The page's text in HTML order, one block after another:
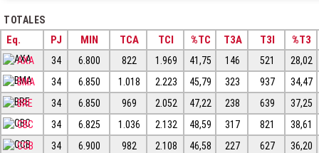
TOTALES
Eq. PJ MIN TCA TCI %TC T3A T3I %T3
AXA 34 6.800 822 1.969 41,75 146 521
28,02
BMA
34 6.850 1.018 2.223 45,79 323 937
34,47
BRE
34 6.850 969 2.052 47,22 238 639
37,25
CBC
34 6.825 1.036 2.132 48,59 317 821
38,61
CCB
34 6.900 982 2.108 46,58 227 627
36,20